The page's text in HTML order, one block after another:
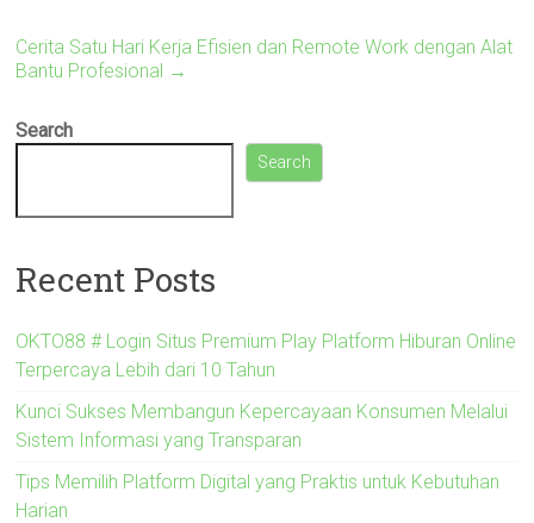
Cerita Satu Hari Kerja Efisien dan Remote Work dengan Alat
Bantu Profesional →
Search
Search
Recent Posts
OKTO88 # Login Situs Premium Play Platform Hiburan Online
Terpercaya Lebih dari 10 Tahun
Kunci Sukses Membangun Kepercayaan Konsumen Melalui
Sistem Informasi yang Transparan
Tips Memilih Platform Digital yang Praktis untuk Kebutuhan
Harian